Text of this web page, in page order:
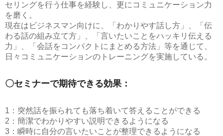
セリングを行う仕事を経験し、更にコミュニケーション力
を磨く。
現在はビジネスマン向けに、「わかりやす話し方」、「伝
わる話の組み立て方」、「言いたいことをハッキリ伝える
力」、「会話をコンパクトにまとめる方法」等を通じて、
日々コミュニケーションのトレーニングを実施している。
〇セミナーで期待できる効果：
1：突然話を振られても落ち着いて答えることができる
2：簡潔でわかりやすい説明できるようになる
3：瞬時に自分の言いたいことが整理できるようになる